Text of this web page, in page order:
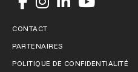
CONTACT
PARTENAIRES
POLITIQUE DE CONFIDENTIALITÉ